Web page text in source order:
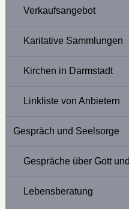
Verkaufsangebot
Karitative Sammlungen
Kirchen in Darmstadt
Linkliste von Anbietern
Gespräch und Seelsorge
Gespräche über Gott
Lebensberatung